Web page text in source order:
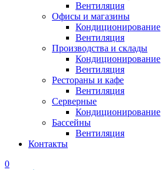
Вентиляция
Офисы и магазины
Кондиционирование
Вентиляция
Производства и склады
Кондиционирование
Вентиляция
Рестораны и кафе
Вентиляция
Серверные
Кондиционирование
Бассейны
Вентиляция
Контакты
0